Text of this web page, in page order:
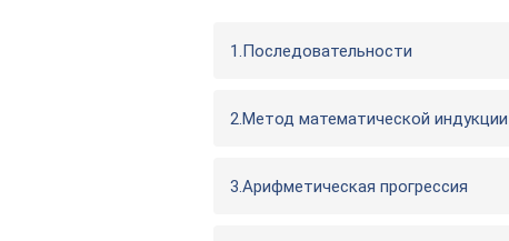
1.Последовательности
2.Метод математической индукции
3.Арифметическая прогрессия